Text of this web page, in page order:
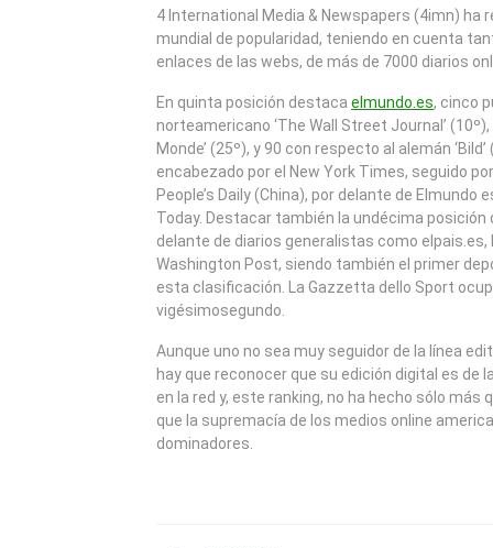
2010
4 International Media & Newspapers (4imn) ha
mundial de popularidad, teniendo en cuenta
enlaces de las webs, de más de 7000 diarios
En quinta posición destaca elmundo.es, cinco
norteamericano ‘The Wall Street Journal’
Monde’ (25º), y 90 con respecto al alemán
encabezado por el New York Times, seguido
People’s Daily (China), por delante de Elmundo
Today. Destacar también la undécima posición
delante de diarios generalistas como elpais.es,
Washington Post, siendo también el primer
esta clasificación. La Gazzetta dello Sport
vigésimosegundo.
Aunque uno no sea muy seguidor de la línea
hay que reconocer que su edición digital es de
en la red y, este ranking, no ha hecho sólo más
que la supremacía de los medios online
dominadores.